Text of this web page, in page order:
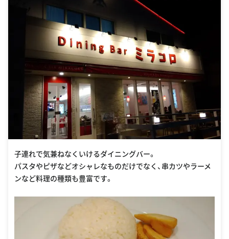
子連れで気兼ねなくいけるダイニングバー。
パスタやピザなどオシャレなものだけでなく、串カツやラーメ
ンなど料理の種類も豊富です。